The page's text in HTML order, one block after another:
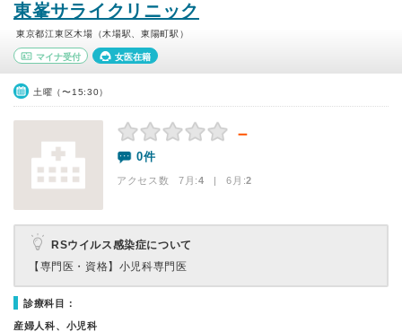
東峯サライクリニック
東京都江東区木場（木場駅、東陽町駅）
マイナ受付 女医在籍
土曜（〜15:30）
－
0件
アクセス数 7月:4 | 6月:2
RSウイルス感染症について
【専門医・資格】 小児科専門医
診療科目：
産婦人科、小児科